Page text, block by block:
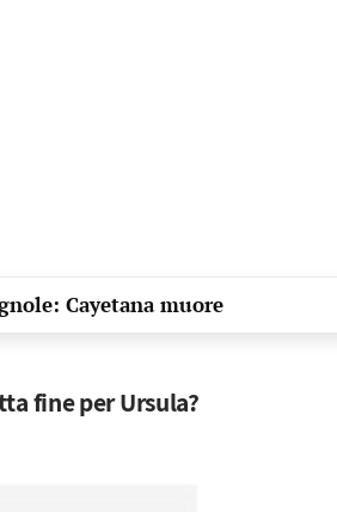
Cayetana muore
fine per Ursula?